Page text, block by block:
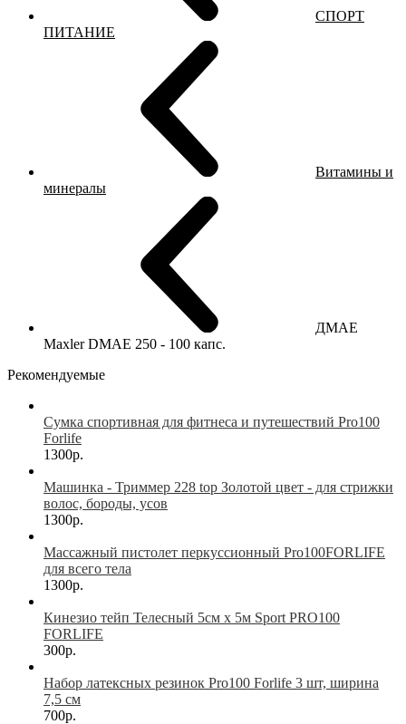
СПОРТ
ПИТАНИЕ
Витамины и
минералы
ДМАЕ
Maxler DMAE 250 - 100 капс.
Рекомендуемые
Сумка спортивная для фитнеса и путешествий Pro100
Forlife
1300р.
Машинка - Триммер 228 top Золотой цвет - для стрижки
волос, бороды, усов
1300р.
Массажный пистолет перкуссионный Pro100FORLIFE
для всего тела
1300р.
Кинезио тейп Телесный 5см х 5м Sport PRO100
FORLIFE
300р.
Набор латексных резинок Pro100 Forlife 3 шт, ширина
7,5 см
700р.